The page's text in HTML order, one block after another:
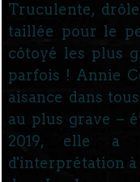
Truculente,
taillée pour le
côtoyé les plus
parfois ! Annie
aisance dans
au plus grave –
2019, elle a
d'interprétation à